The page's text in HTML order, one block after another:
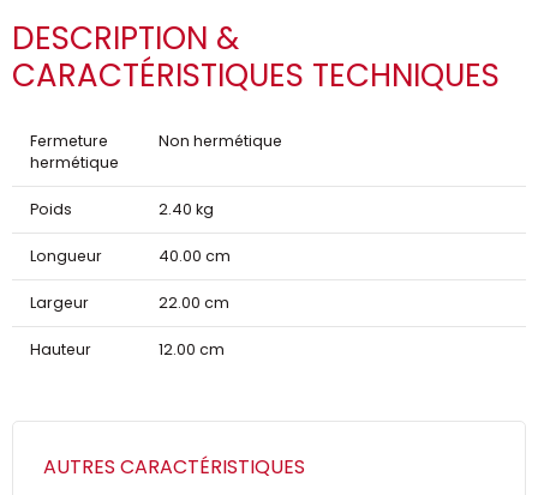
DESCRIPTION &
CARACTÉRISTIQUES TECHNIQUES
Fermeture
hermétique
Non hermétique
Poids 2.40 kg
Longueur 40.00 cm
Largeur 22.00 cm
Hauteur 12.00 cm
AUTRES CARACTÉRISTIQUES